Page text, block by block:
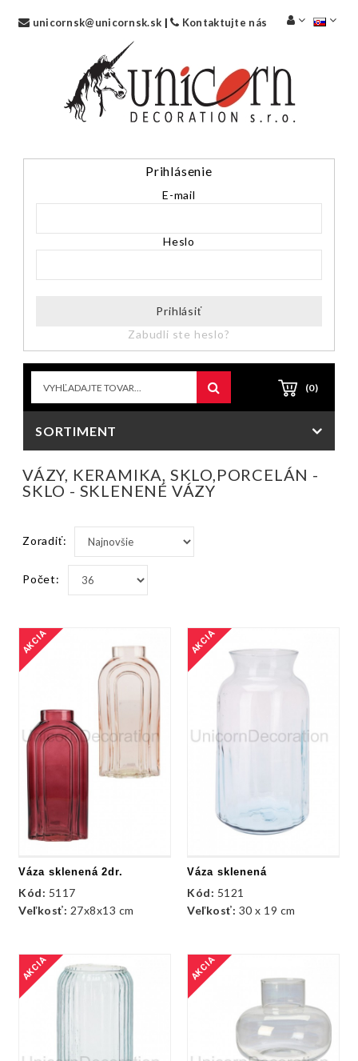
unicornsk@unicornsk.sk | Kontaktujte nás
Prihlásenie
E-mail
Heslo
Prihlásiť
Zabudli ste heslo?
(0)
SORTIMENT
VÁZY, KERAMIKA, SKLO,PORCELÁN -
SKLO - SKLENENÉ VÁZY
Zoradiť:
Počet:
AKCIA
Váza sklenená 2dr.
Kód: 5117
Veľkosť: 27x8x13 cm
AKCIA
Váza sklenená
Kód: 5121
Veľkosť: 30 x 19 cm
AKCIA AKCIA